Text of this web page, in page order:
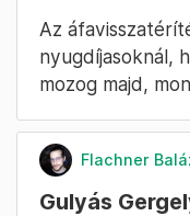
Az
nyugdíjasoknál,
mozog majd,
Flachner
Gulyás